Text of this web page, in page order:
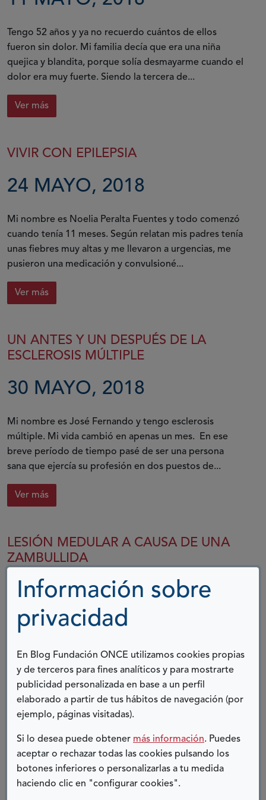
Información sobre
privacidad
En Blog Fundación ONCE utilizamos cookies propias
y de terceros para fines analíticos y para mostrarte
publicidad personalizada en base a un perfil
elaborado a partir de tus hábitos de navegación (por
ejemplo, páginas visitadas).
Si lo desea puede obtener más información. Puedes
aceptar o rechazar todas las cookies pulsando los
botones inferiores o personalizarlas a tu medida
haciendo clic en "configurar cookies".
Tengo 52 años y ya no recuerdo cuántos de ellos
fueron sin dolor. Mi familia decía que era una niña
quejica y blandita, porque solía desmayarme cuando el
dolor era muy fuerte. Siendo la tercera de...
Ver más
VIVIR CON EPILEPSIA
24 MAYO, 2018
Mi nombre es Noelia Peralta Fuentes y todo comenzó
cuando tenía 11 meses. Según relatan mis padres tenía
unas fiebres muy altas y me llevaron a urgencias, me
pusieron una medicación y convulsioné...
Ver más
UN ANTES Y UN DESPUÉS DE LA
ESCLEROSIS MÚLTIPLE
30 MAYO, 2018
Mi nombre es José Fernando y tengo esclerosis
múltiple. Mi vida cambió en apenas un mes. En ese
breve período de tiempo pasé de ser una persona
sana que ejercía su profesión en dos puestos de...
Ver más
LESIÓN MEDULAR A CAUSA DE UNA
ZAMBULLIDA
06 JULIO, 2018
Soy Ángel Pérez Fereccio, socio de ASPAYM Málaga
hace unos años, tuve una lesión medular a causa de
una zambullida en la playa. Primero,...
Ver más
CONVIVIR CON EL ALZHÉIMER
21 SEPTIEMBRE, 2018